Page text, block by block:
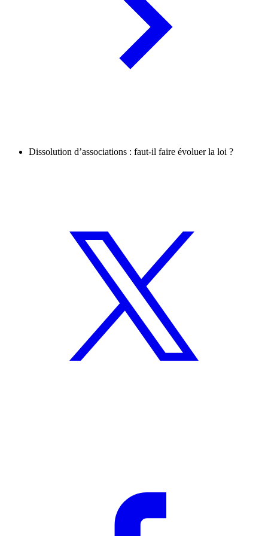
Dissolution d’associations : faut-il faire évoluer la loi ?